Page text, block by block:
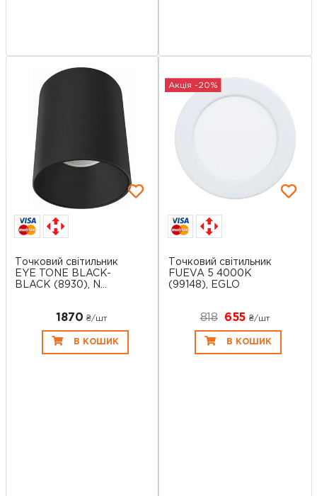
Точковий світильник
EYE TONE BLACK-
BLACK (8930), N...
1870 ₴/шт
В КОШИК
Акція -20%
Точковий світильник
FUEVA 5 4000K
(99148), EGLO
818 655 ₴/шт
В КОШИК